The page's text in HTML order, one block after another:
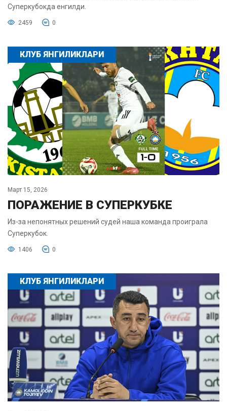
Суперкубокда енгилди.
2459 0
КЛУБ ЯНГИЛИКЛАРИ
Март 15, 2026
ПОРАЖЕНИЕ В СУПЕРКУБКЕ
Из-за непонятных решений судей наша команда проиграла
Суперкубок.
1406 0
КЛУБ ЯНГИЛИКЛАРИ